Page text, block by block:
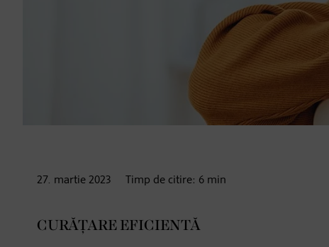
27. martie 2023 Timp de citire: 6 min
CURĂȚARE EFICIENTĂ